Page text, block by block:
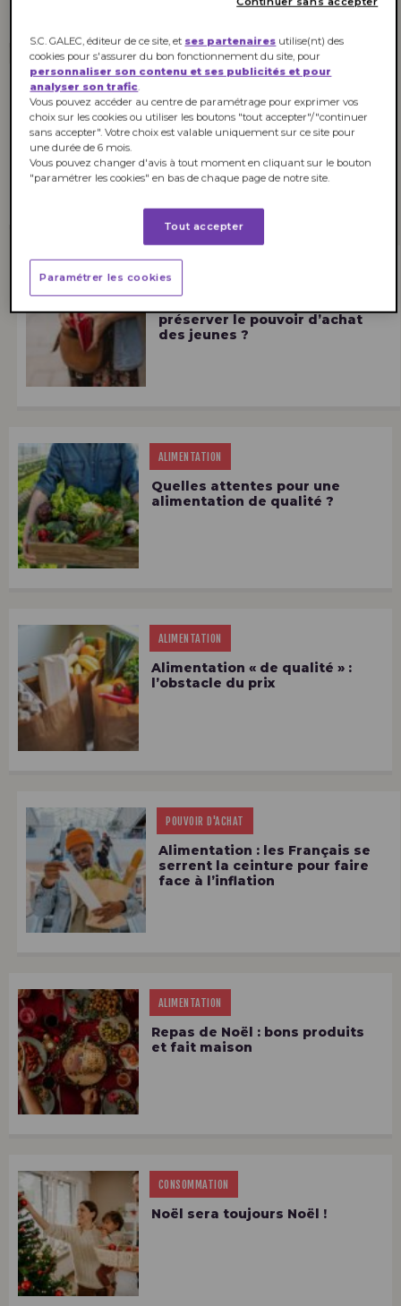
Le vin, toujours apprécié par
les Français !
POUVOIR D'ACHAT
préserver le pouvoir d’achat
des jeunes ?
ALIMENTATION
Quelles attentes pour une
alimentation de qualité ?
ALIMENTATION
Alimentation « de qualité » :
l’obstacle du prix
POUVOIR D'ACHAT
Alimentation : les Français se
serrent la ceinture pour faire
face à l’inflation
ALIMENTATION
Repas de Noël : bons produits
et fait maison
CONSOMMATION
Noël sera toujours Noël !
S.C. GALEC, éditeur de ce site, et ses partenaires utilise(nt) des
cookies pour s'assurer du bon fonctionnement du site, pour
personnaliser son contenu et ses publicités et pour
analyser son trafic
Vous pouvez accéder au centre de paramétrage pour exprimer vos
choix sur les cookies ou utiliser les boutons "tout accepter"/"continuer
sans accepter". Votre choix est valable uniquement sur ce site pour
une durée de 6 mois.
Vous pouvez changer d'avis à tout moment en cliquant sur le bouton
"paramétrer les cookies" en bas de chaque page de notre site.
Tout accepter
Paramétrer les cookies